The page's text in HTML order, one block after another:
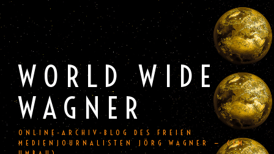
Skip
to
content
WORLD WIDE
WAGNER
ONLINE-ARCHIV-BLOG DES FREIEN
MEDIENJOURNALISTEN JÖRG WAGNER — (IM